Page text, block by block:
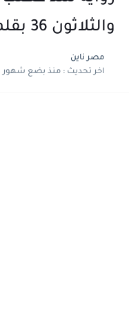
والثلاثون 36 بقلم سعاد محمد سلامه
مصر ناين
اخر تحديث :منذ بضع شهور